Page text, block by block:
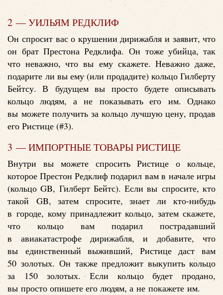
2 — УИЛЬЯМ РЕДКЛИФ
Он спросит вас о крушении дирижабля и заявит, что
он брат Престона Редклифа. Он тоже убийца, так
что неважно, что вы ему скажете. Неважно даже,
подарите ли вы ему (или продадите) кольцо Гилберту
Бейтсу. В будущем вы просто будете описывать
кольцо людям, а не показывать его им. Однако
вы можете получить за кольцо лучшую цену, продав
его Ристице (#3).
3 — ИМПОРТНЫЕ ТОВАРЫ РИСТИЦЕ
Внутри вы можете спросить Ристице о кольце,
которое Престон Редклиф подарил вам в начале игры
(кольцо GB, Гилберт Бейтс). Если вы спросите, кто
такой GB, затем спросите, знает ли кто-нибудь
в городе, кому принадлежит кольцо, затем скажете,
что кольцо вам подарил пострадавший
в авиакатастрофе дирижабля, и добавите, что
вы единственный выживший, Ристице даст вам
50 золотых. Он также предложит выкупить кольцо
за 150 золотых. Если кольцо будет продано,
вы просто опишете его людям, а не покажете им.